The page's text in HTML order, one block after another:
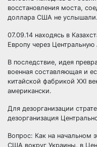
восстановления моста,
доллара США не услышали.
07.09.14 находясь в
Европу через
В последствие, идея
военная составляющая и
китайской фабрикой XXI
американски.
Для дезорганизации
дезорганизация
Вопрос: Как на начальном
США вокруг Украины, в